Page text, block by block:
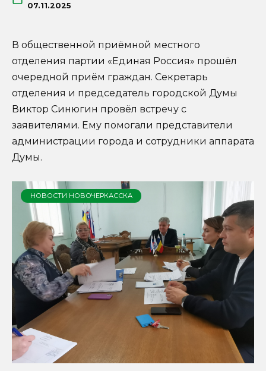
07.11.2025
В общественной приёмной местного
отделения партии «Единая Россия» прошёл
очередной приём граждан. Секретарь
отделения и председатель городской Думы
Виктор Синюгин провёл встречу с
заявителями. Ему помогали представители
администрации города и сотрудники аппарата
Думы.
НОВОСТИ НОВОЧЕРКАССКА